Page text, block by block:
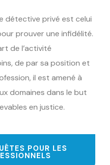
détective privé est celui
prouver une infidélité.
de l’activité
de par sa position et
il est amené à
domaines dans le but
en justice.
POUR LES